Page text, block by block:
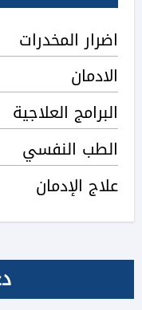
اضرار المخدرات
الادمان
البرامج العلاجية
الطب النفسي
علاج الإدمان